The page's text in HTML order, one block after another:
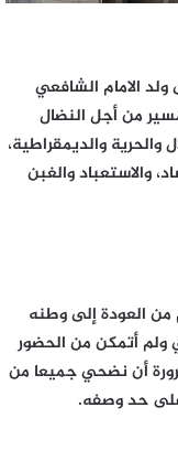
الامام الشافعي
من أجل النضال
والديمقراطية،
والاستعباد والغبن
من العودة إلى وطنه
أتمكن من الحضور
أن نضحي جميعا من
على حد وصفه.